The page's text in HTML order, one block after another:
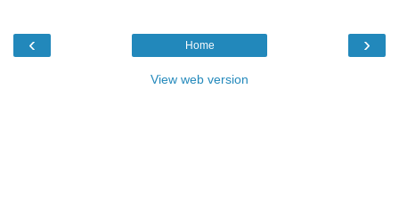
‹ ›
Home
View web version